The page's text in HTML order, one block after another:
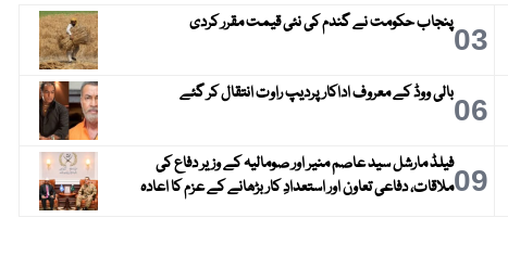
03پنجاب حکومت نے گندم کی نئی قیمت مقرر کردی
06بالی ووڈ کے معروف اداکار پردیپ راوت انتقال کر گئے
09فیلڈ مارشل سید عاصم منیر اور صومالیہ کے وزیر دفاع کی
ملاقات، دفاعی تعاون اور استعدادِ کار بڑھانے کے عزم کا اعادہ